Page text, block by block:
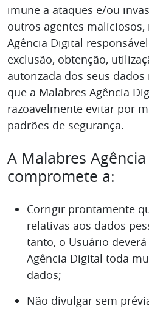
imune a ataques e/ou
outros agentes
Agência Digital
exclusão, obtenção,
autorizada dos seus
que a Malabres Agência
razoavelmente evitar por
padrões de segurança.
A Malabres
compromete a:
Corrigir prontamente
relativas aos dados
tanto, o Usuário
Agência Digital toda
dados;
Não divulgar sem